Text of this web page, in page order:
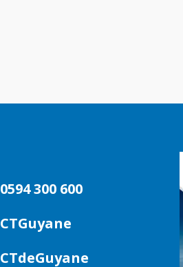
0594 300 600
CTGuyane
CTdeGuyane